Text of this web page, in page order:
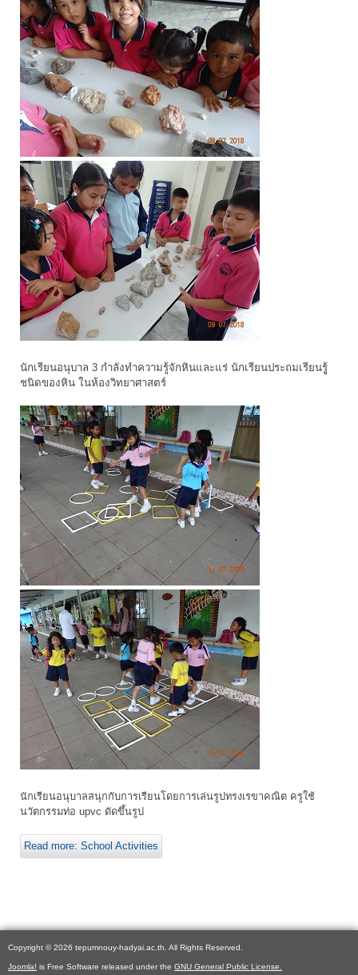
นักเรียนอนุบาล 3 กำลังทำความรู้จักหินและแร่ นักเรียนประถมเรียนรูู้
ชนิดของหิน ในห้องวิทยาศาสตร์
นักเรียนอนุบาลสนุกกับการเรียนโดยการเล่นรูปทรงเรขาคณิต ครูใช้
นวัตกรรมท่อ upvc ดัดขึ้นรูป
Read more: School Activities
Copyright © 2026 tepumnouy-hadyai.ac.th. All Rights Reserved.
Joomla! is Free Software released under the GNU General Public License.